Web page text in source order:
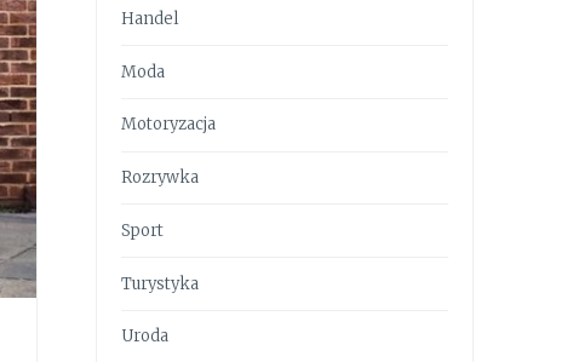
Handel
Moda
Motoryzacja
Rozrywka
Sport
Turystyka
Uroda